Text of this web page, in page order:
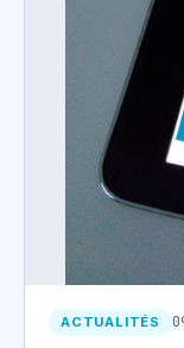
ACTUALITÉS